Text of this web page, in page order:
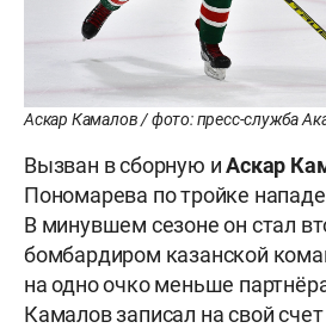
Аскар Камалов / фото: пресс-служба
Вызван в сборную иАскар
Пономарева по тройке
В минувшем сезоне он стал
бомбардиром казанской
на одно очко меньше
Камалов записал на свой